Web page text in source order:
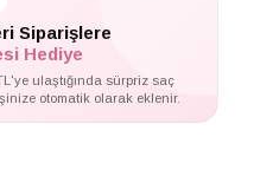
Siparişlere
Hediye
ulaştığında sürpriz saç
otomatik olarak eklenir.